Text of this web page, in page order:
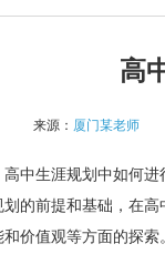
高
来源： 厦门某老师
生涯规划中如何进
划的前提和基础，在
和价值观等方面的探索